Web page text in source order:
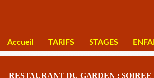
Accueil TARIFS STAGES
RESTAURANT DU GARDEN :